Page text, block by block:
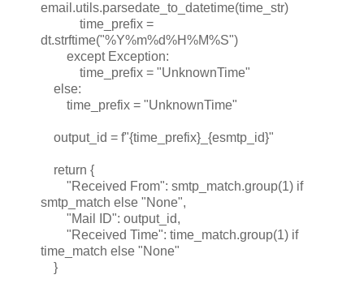
email.utils.parsedate_to_datetime(time_str)
time_prefix =
dt.strftime("%Y%m%d%H%M%S")
except Exception:
time_prefix = "UnknownTime"
else:
time_prefix = "UnknownTime"
output_id = f"{time_prefix}_{esmtp_id}"
return {
"Received From": smtp_match.group(1) if
smtp_match else "None",
"Mail ID": output_id,
"Received Time": time_match.group(1) if
time_match else "None"
}